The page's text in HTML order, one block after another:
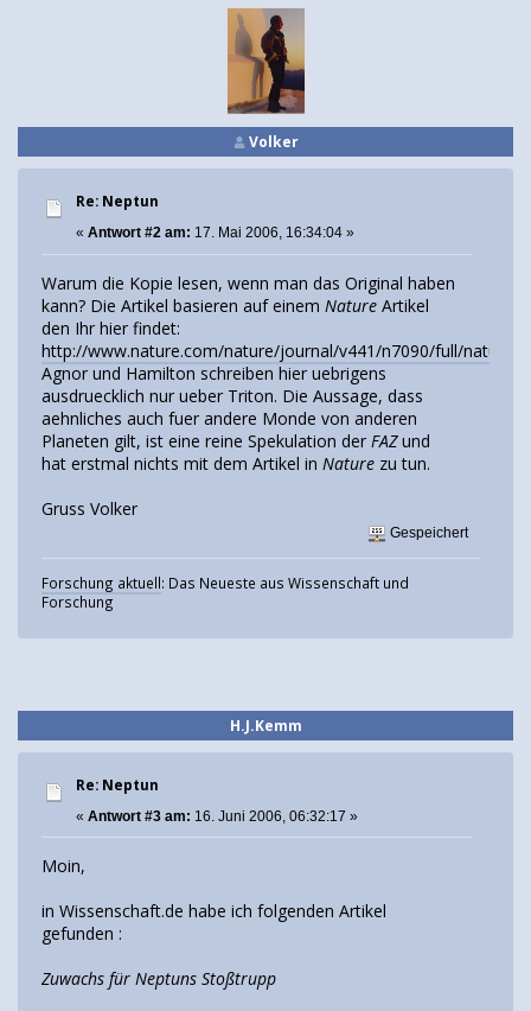
Volker
Re: Neptun
« Antwort #2 am: 17. Mai 2006, 16:34:04 »
Warum die Kopie lesen, wenn man das Original haben
kann? Die Artikel basieren auf einem Nature Artikel
den Ihr hier findet:
http://www.nature.com/nature/journal/v441/n7090/full/
Agnor und Hamilton schreiben hier uebrigens
ausdruecklich nur ueber Triton. Die Aussage, dass
aehnliches auch fuer andere Monde von anderen
Planeten gilt, ist eine reine Spekulation der FAZund
hat erstmal nichts mit dem Artikel in Nature zu tun.
Gruss Volker
Gespeichert
Forschung aktuell: Das Neueste aus Wissenschaft und
Forschung
H.J.Kemm
Re: Neptun
« Antwort #3 am: 16. Juni 2006, 06:32:17 »
Moin,
in Wissenschaft.de habe ich folgenden Artikel
gefunden :
Zuwachs für Neptuns Stoßtrupp